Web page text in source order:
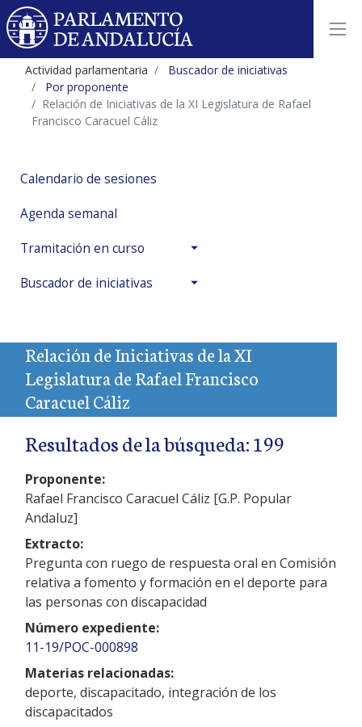
Actividad parlamentaria
Buscador de iniciativas
Por proponente
Relación de Iniciativas de la XI Legislatura de Rafael
Francisco Caracuel Cáliz
Calendario de sesiones
Agenda semanal
Tramitación en curso
Buscador de iniciativas
Relación de Iniciativas de la XI
Legislatura de Rafael Francisco
Caracuel Cáliz
Resultados de la búsqueda: 199
Proponente:
Rafael Francisco Caracuel Cáliz [G.P. Popular
Andaluz]
Extracto:
Pregunta con ruego de respuesta oral en Comisión
relativa a fomento y formación en el deporte para
las personas con discapacidad
Número expediente:
11-19/POC-000898
Materias relacionadas:
deporte, discapacitado, integración de los
discapacitados